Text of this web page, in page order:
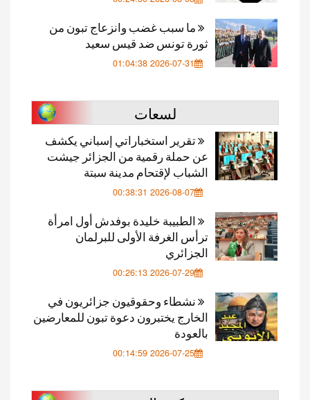
ما سبب غضب وانزعاج تبون من
ثورة تونس ضد قيس سعيد
2026-07-31 01:04:38
لسعات
تقرير استخباراتي إسباني يكشف
عن حملة رقمية من الجزائر جيشت
الشباب لإقتحام مدينة سبتة
2026-08-07 00:38:31
الطبيبة خليدة بوفدش أول امرأة
ترأس الغرفة الأولى للبرلمان
الجزائري
2026-07-29 00:26:13
نشطاء وحقوقيون جزائريون في
الخارج يختبرون دعوة تبون للمعارضين
بالعودة
2026-07-25 00:14:59